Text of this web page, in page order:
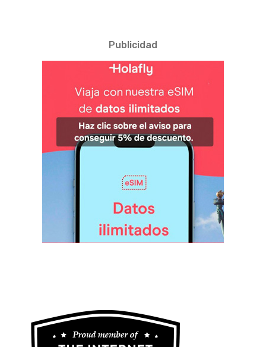
Publicidad